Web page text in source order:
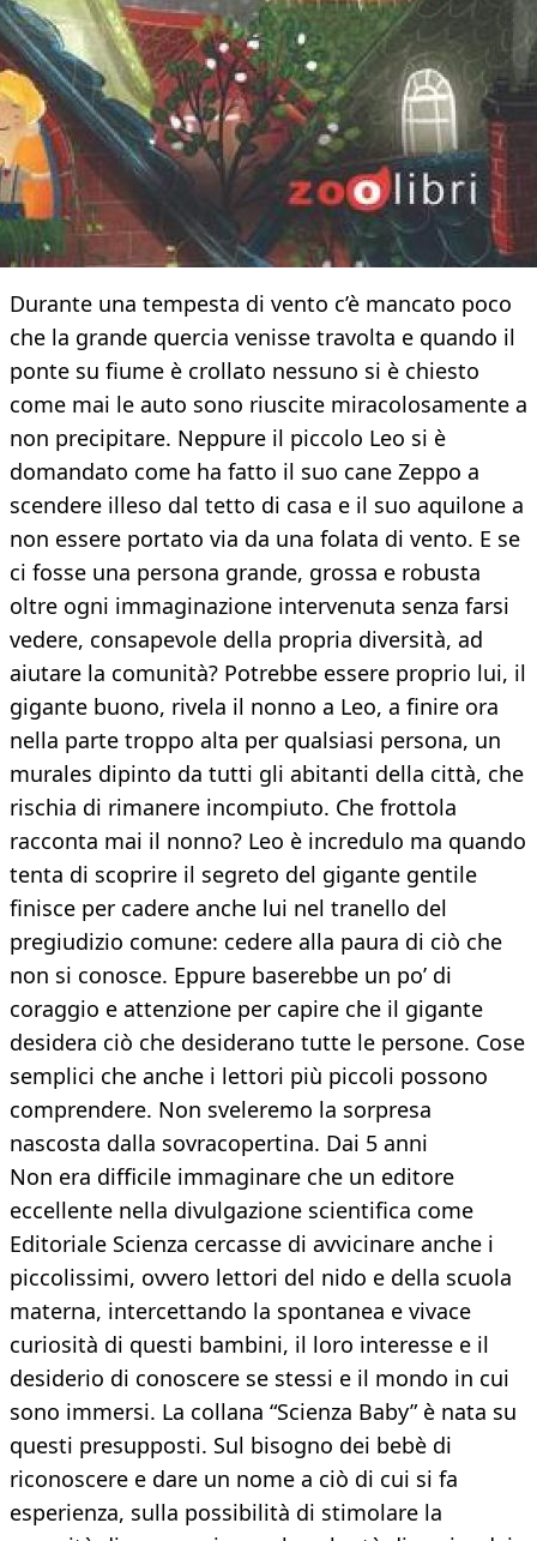
Durante una tempesta di vento c’è mancato poco
che la grande quercia venisse travolta e quando il
ponte su fiume è crollato nessuno si è chiesto
come mai le auto sono riuscite miracolosamente a
non precipitare. Neppure il piccolo Leo si è
domandato come ha fatto il suo cane Zeppo a
scendere illeso dal tetto di casa e il suo aquilone a
non essere portato via da una folata di vento. E se
ci fosse una persona grande, grossa e robusta
oltre ogni immaginazione intervenuta senza farsi
vedere, consapevole della propria diversità, ad
aiutare la comunità? Potrebbe essere proprio lui, il
gigante buono, rivela il nonno a Leo, a finire ora
nella parte troppo alta per qualsiasi persona, un
murales dipinto da tutti gli abitanti della città, che
rischia di rimanere incompiuto. Che frottola
racconta mai il nonno? Leo è incredulo ma quando
tenta di scoprire il segreto del gigante gentile
finisce per cadere anche lui nel tranello del
pregiudizio comune: cedere alla paura di ciò che
non si conosce. Eppure baserebbe un po’ di
coraggio e attenzione per capire che il gigante
desidera ciò che desiderano tutte le persone. Cose
semplici che anche i lettori più piccoli possono
comprendere. Non sveleremo la sorpresa
nascosta dalla sovracopertina. Dai 5 anni
Non era difficile immaginare che un editore
eccellente nella divulgazione scientifica come
Editoriale Scienza cercasse di avvicinare anche i
piccolissimi, ovvero lettori del nido e della scuola
materna, intercettando la spontanea e vivace
curiosità di questi bambini, il loro interesse e il
desiderio di conoscere se stessi e il mondo in cui
sono immersi. La collana “Scienza Baby” è nata su
questi presupposti. Sul bisogno dei bebè di
riconoscere e dare un nome a ciò di cui si fa
esperienza, sulla possibilità di stimolare la